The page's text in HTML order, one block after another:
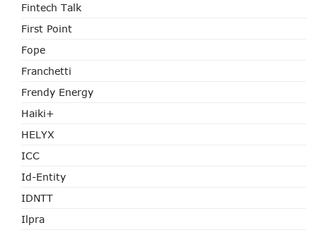
Fintech Talk
First Point
Fope
Franchetti
Frendy Energy
Haiki+
HELYX
ICC
Id-Entity
IDNTT
Ilpra